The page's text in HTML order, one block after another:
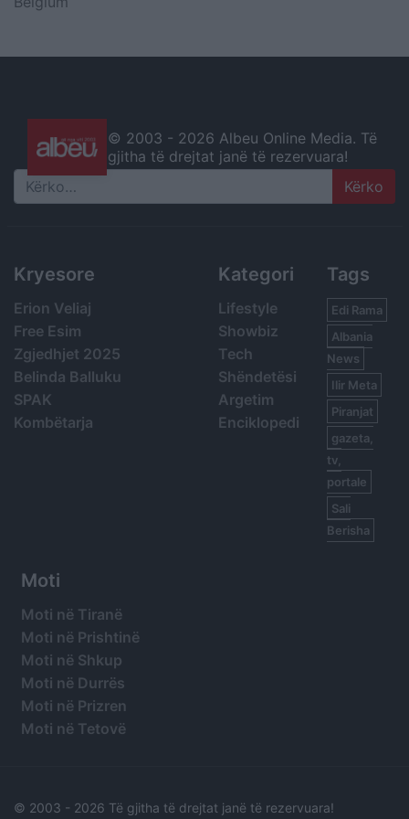
© 2003 - 2026 Albeu Online Media. Të
gjitha të drejtat janë të rezervuara!
Search
Kryesore
Erion Veliaj
Free Esim
Zgjedhjet 2025
Belinda Balluku
SPAK
Kombëtarja
Kategori
Lifestyle
Showbiz
Tech
Shëndetësi
Argetim
Enciklopedi
Tags
Edi Rama
Albania
News
Ilir Meta
Piranjat
gazeta,
tv,
portale
Sali
Berisha
Moti
Moti në Tiranë
Moti në Prishtinë
Moti në Shkup
Moti në Durrës
Moti në Prizren
Moti në Tetovë
© 2003 - 2026 Të gjitha të drejtat janë të rezervuara!